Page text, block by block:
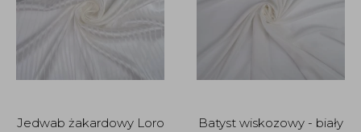
Jedwab żakardowy Loro
Batyst wiskozowy - biały